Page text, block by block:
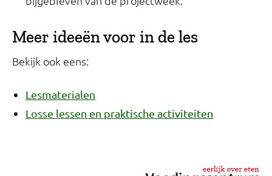
Meer ideeën voor in de les
Bekijk ook eens:
Lesmaterialen
Losse lessen en praktische activiteiten